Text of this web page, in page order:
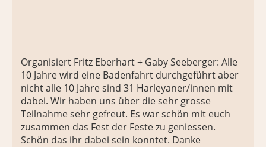
Organisiert Fritz Eberhart + Gaby Seeberger: Alle
10 Jahre wird eine Badenfahrt durchgeführt aber
nicht alle 10 Jahre sind 31 Harleyaner/innen mit
dabei. Wir haben uns über die sehr grosse
Teilnahme sehr gefreut. Es war schön mit euch
zusammen das Fest der Feste zu geniessen.
Schön das ihr dabei sein konntet. Danke